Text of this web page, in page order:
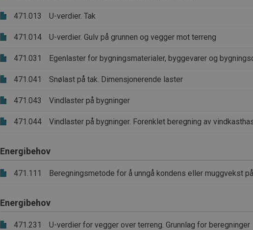
471.013 U-verdier. Tak
471.014 U-verdier. Gulv på grunnen og vegger mot terreng
471.031 Egenlaster for bygningsmaterialer, byggevarer og
471.041 Snølast på tak. Dimensjonerende laster
471.043 Vindlaster på bygninger
471.044 Vindlaster på bygninger. Forenklet beregning av
Energibehov
471.111 Beregningsmetode for å unngå kondens eller muggvekst
Energibehov
471.231 U-verdier for vegger over terreng. Grunnlag for beregninger